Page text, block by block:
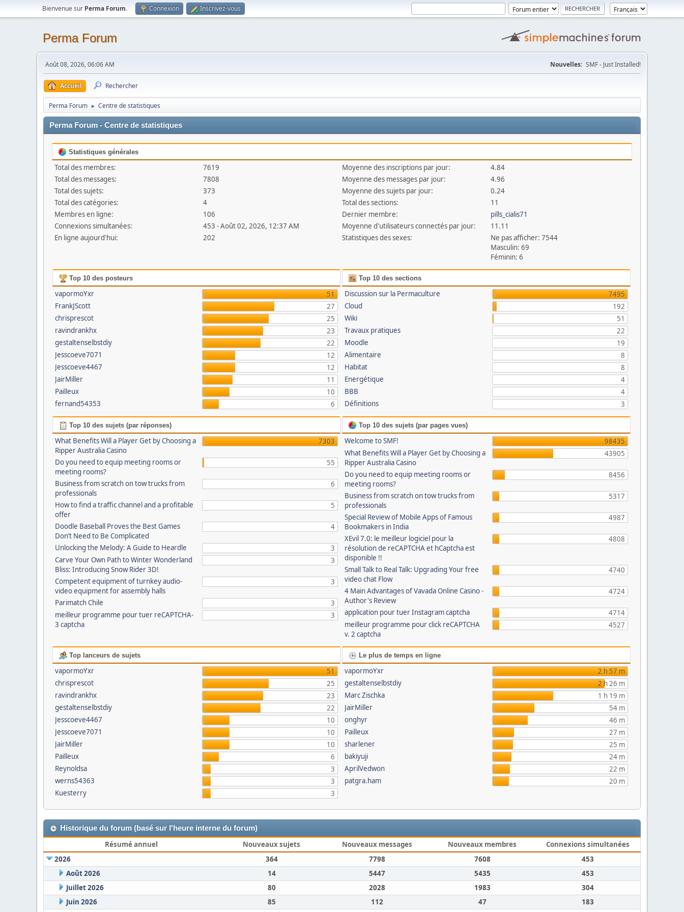
Bienvenue sur Perma Forum. Connexion Inscrivez-vous
Perma Forum
Août 08, 2026, 06:06 AM Nouvelles: SMF - Just Installed!
Accueil Rechercher
Perma Forum ► Centre de statistiques
Perma Forum - Centre de statistiques
Statistiques générales
Total des membres:
7619
Total des messages:
7808
Total des sujets:
373
Total des catégories:
4
Membres en ligne:
106
Connexions simultanées:
453 - Août 02, 2026, 12:37 AM
En ligne aujourd'hui:
202
Moyenne des inscriptions par jour:
4.84
Moyenne des messages par jour:
4.96
Moyenne des sujets par jour:
0.24
Total des sections:
11
Dernier membre:
pills_cialis71
Moyenne d'utilisateurs connectés par jour:
11.11
Statistiques des sexes:
Ne pas afficher: 7544
Masculin: 69
Féminin: 6
Top 10 des posteurs
vapormoYxr
51
FrankJScott
27
chrisprescot
25
ravindrankhx
23
gestaltenselbstdiy
22
Jesscoeve7071
12
Jesscoeve4467
12
JairMiller
11
Pailleux
10
fernand54353
6
Top 10 des sections
Discussion sur la Permaculture
7495
Cloud
192
Wiki
51
Travaux pratiques
22
Moodle
19
Alimentaire
8
Habitat
8
Energétique
4
BBB
4
Définitions
3
Top 10 des sujets (par réponses)
What Benefits Will a Player Get by Choosing a
Ripper Australia Casino
7303
Do you need to equip meeting rooms or
meeting rooms?
55
Business from scratch on tow trucks from
professionals
6
How to find a traffic channel and a profitable
offer
5
Doodle Baseball Proves the Best Games
Don’t Need to Be Complicated
4
Unlocking the Melody: A Guide to Heardle
3
Carve Your Own Path to Winter Wonderland
Bliss: Introducing Snow Rider 3D!
3
Competent equipment of turnkey audio-
video equipment for assembly halls
3
Parimatch Chile
3
meilleur programme pour tuer reCAPTCHA-
3 captcha
3
Top 10 des sujets (par pages vues)
Welcome to SMF!
98435
What Benefits Will a Player Get by Choosing a
Ripper Australia Casino
43905
Do you need to equip meeting rooms or
meeting rooms?
8456
Business from scratch on tow trucks from
professionals
5317
Special Review of Mobile Apps of Famous
Bookmakers in India
4987
XEvil 7.0: le meilleur logiciel pour la
résolution de reCAPTCHA et hCaptcha est
disponible !!
4808
Small Talk to Real Talk: Upgrading Your free
video chat Flow
4740
4 Main Advantages of Vavada Online Casino -
Author's Review
4724
application pour tuer Instagram captcha
4714
meilleur programme pour click reCAPTCHA
v. 2 captcha
4527
Top lanceurs de sujets
vapormoYxr
51
chrisprescot
25
ravindrankhx
23
gestaltenselbstdiy
22
Jesscoeve4467
10
Jesscoeve7071
10
JairMiller
10
Pailleux
6
Reynoldsa
3
werns54363
3
Kuesterry
3
Le plus de temps en ligne
vapormoYxr
2 h 57 m
gestaltenselbstdiy
2 h 26 m
Marc Zischka
1 h 19 m
JairMiller
54 m
onghyr
46 m
Pailleux
27 m
sharlener
25 m
bakiyuji
24 m
AprilVedwon
22 m
patgra.ham
20 m
Historique du forum (basé sur l'heure interne du forum)
Résumé annuel Nouveaux sujets Nouveaux messages Nouveaux membres
Connexions simultanées
2026
364 7798 7608
453
Août 2026
14 5447 5435
453
Juillet 2026
80 2028 1983
304
Juin 2026
85 112 47
183